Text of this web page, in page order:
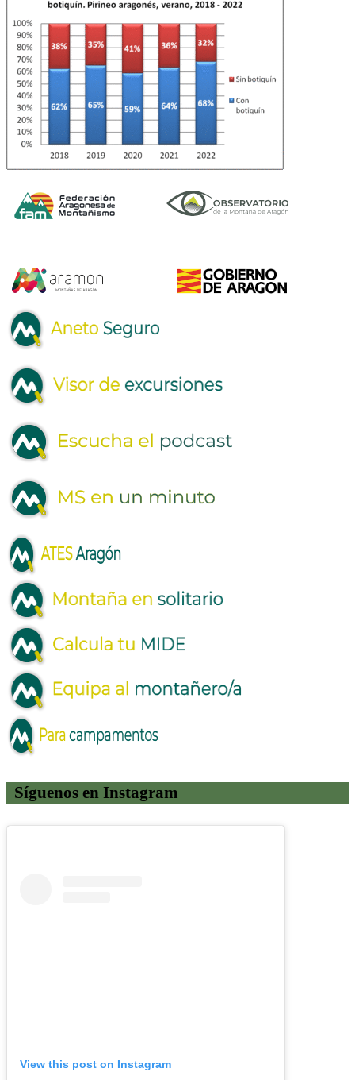
Síguenos en Instagram
View this post on Instagram